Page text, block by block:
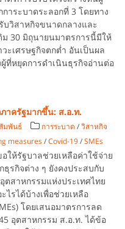
าระบาดระลอกที่ 3 โดยทาง
บวิสาหกิจขนาดกลางและ
ม 30 มิถุนายนมาตรการนี้มีให้
ะเศรษฐกิจตกต่ำ อันเป็นผล
ที่หยุดการดำเนินธุรกิจอ่านต่อ
าครัฐมากขึ้น: ส.อ.ท.
มพันธ์ การระบาด /วิสาหกิจ
measures/Covid-19/SMEs
ให้รัฐบาลช่วยเหลือค่าใช้จ่าย
ธุรกิจต่าง ๆ ยังคงประสบกับ
สาหกรรมแห่งประเทศไทย
ไรได้บ้างเพื่อช่วยเหลือ
โดยเสนอมาตรการลด
อุตสาหกรรม ส.อ.ท. ได้ข้อ